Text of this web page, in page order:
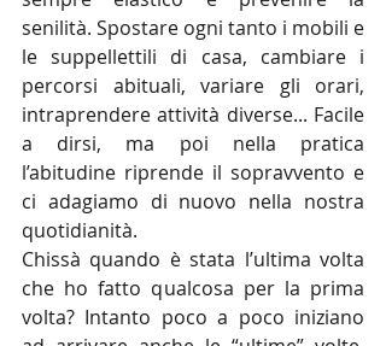
senilità. Spostare ogni tanto i mobili e
le suppellettili di casa, cambiare i
percorsi abituali, variare gli orari,
intraprendere attività diverse... Facile
a dirsi, ma poi nella pratica
l’abitudine riprende il sopravvento e
ci adagiamo di nuovo nella nostra
quotidianità.
Chissà quando è stata l’ultima volta
che ho fatto qualcosa per la prima
volta? Intanto poco a poco iniziano